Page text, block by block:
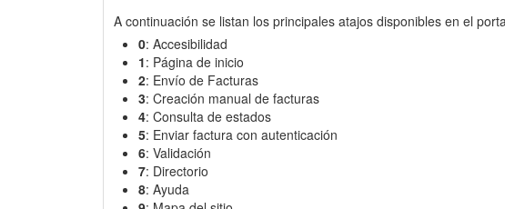
A continuación se listan los principales atajos disponibles en el
0: Accesibilidad
1: Página de inicio
2: Envío de Facturas
3: Creación manual de facturas
4: Consulta de estados
5: Enviar factura con autenticación
6: Validación
7: Directorio
8: Ayuda